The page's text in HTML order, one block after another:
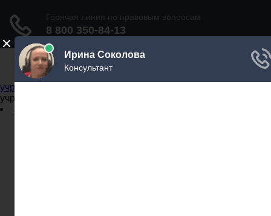
Не официальный справочник государственных
учреждений
учреждений
Задать вопрос юристу